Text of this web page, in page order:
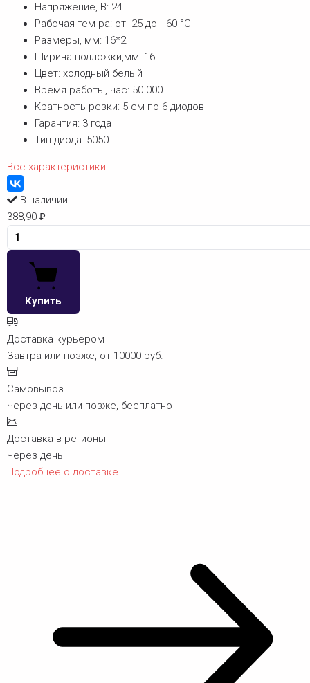
Напряжение, В: 24
Рабочая тем-ра: от -25 до +60 °С
Размеры, мм: 16*2
Ширина подложки,мм: 16
Цвет: холодный белый
Время работы, час: 50 000
Кратность резки: 5 см по 6 диодов
Гарантия: 3 года
Тип диода: 5050
Все характеристики
В наличии
388,90 ₽
Купить
Доставка курьером
Завтра или позже, от 10000 руб.
Самовывоз
Через день или позже, бесплатно
Доставка в регионы
Через день
Подробнее о доставке